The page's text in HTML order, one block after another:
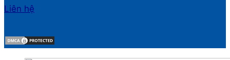
Liên hệ